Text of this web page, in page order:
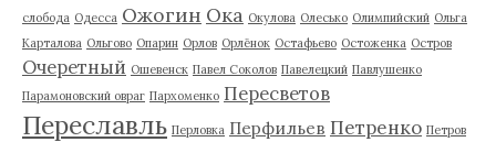
слобода Одесса Ожогин Ока Окулова Олесько Олимпийский Ольга
Карталова Ольгово Опарин Орлов Орлёнок Остафьево Остоженка Остров
Очеретный Ошевенск Павел Соколов Павелецкий Павлушенко
Парамоновский овраг Пархоменко Пересветов
Переславль Перловка Перфильев Петренко Петров